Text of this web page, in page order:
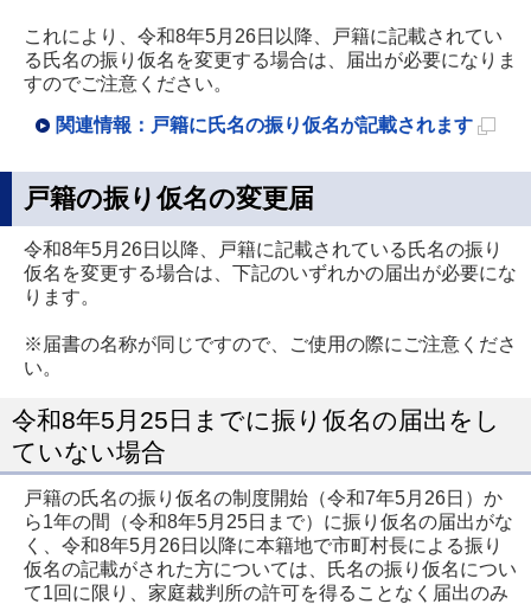
これにより、令和8年5月26日以降、戸籍に記載されてい
る氏名の振り仮名を変更する場合は、届出が必要になりま
すのでご注意ください。
関連情報：戸籍に氏名の振り仮名が記載されます
ー
ジ
開
ま
戸籍の振り仮名の変更届
令和8年5月26日以降、戸籍に記載されている氏名の振り
仮名を変更する場合は、下記のいずれかの届出が必要にな
ります。
※届書の名称が同じですので、ご使用の際にご注意くださ
い。
令和8年5月25日までに振り仮名の届出をし
ていない場合
戸籍の氏名の振り仮名の制度開始（令和7年5月26日）か
ら1年の間（令和8年5月25日まで）に振り仮名の届出がな
く、令和8年5月26日以降に本籍地で市町村長による振り
仮名の記載がされた方については、氏名の振り仮名につい
て1回に限り、家庭裁判所の許可を得ることなく届出のみ